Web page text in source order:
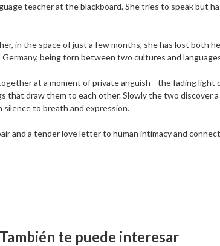
teacher at the blackboard. She tries to speak but
in the space of just a few months, she has lost both
being torn between two cultures and
at a moment of private anguish—the fading light
that draw them to each other. Slowly the two
to breath and expression.
and a tender love letter to human intimacy and
También te puede interesar